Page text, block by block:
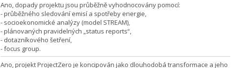
Ano, dopady projektu jsou průběžně vyhodnocovány pomocí:
- průběžného sledování emisí a spotřeby energie,
- socioekonomické analýzy (model STREAM),
- plánovaných pravidelných „status reports“,
- dotazníkového šetření,
- focus group.
Ano, projekt ProjectZero je koncipován jako dlouhodobá transformace a jeho